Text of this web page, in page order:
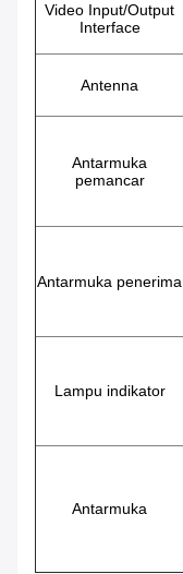
Video Input/Output
Interface
Antenna
Antarmuka
pemancar
Antarmuka penerima
Lampu indikator
Antarmuka